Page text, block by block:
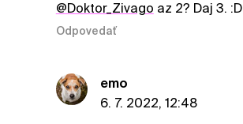
@Doktor_Zivago az 2? Daj 3. :D
Odpovedať
emo
6. 7. 2022, 12:48